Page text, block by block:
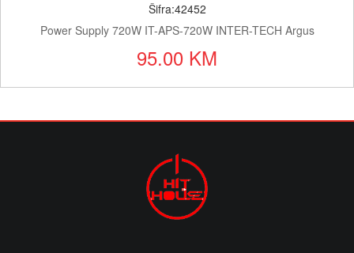
Šifra:42452
Power Supply 720W IT-APS-720W INTER-TECH Argus
95.00 KM